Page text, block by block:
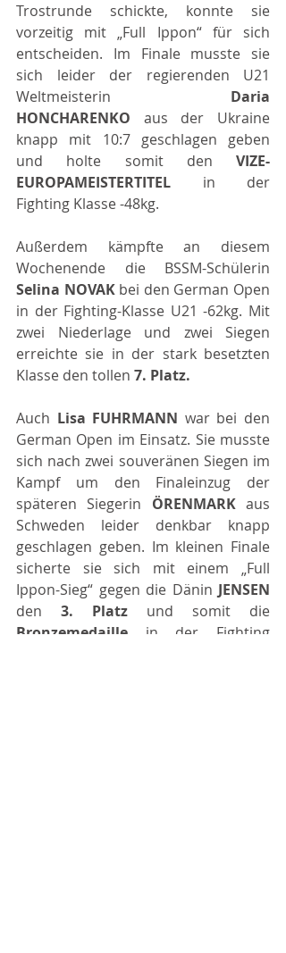
Trostrunde schickte, konnte sie
vorzeitig mit „Full Ippon“ für sich
entscheiden. Im Finale musste sie
sich leider der regierenden U21
Weltmeisterin Daria
HONCHARENKO aus der Ukraine
knapp mit 10:7 geschlagen geben
und holte somit den VIZE-
EUROPAMEISTERTITEL in der
Fighting Klasse -48kg.
Außerdem kämpfte an diesem
Selina NOVAK bei den German Open
in der Fighting-Klasse U21 -62kg. Mit
zwei Niederlage und zwei Siegen
erreichte sie in der stark besetzten
Klasse den tollen 7. Platz.
Auch Lisa FUHRMANN war bei den
German Open im Einsatz. Sie musste
sich nach zwei souveränen Siegen im
Kampf um den Finaleinzug der
späteren Siegerin ÖRENMARK aus
Schweden leider denkbar knapp
geschlagen geben. Im kleinen Finale
sicherte sie sich mit einem „Full
Ippon-Sieg“ gegen die Dänin
den 3. Platz
Bronzemedaille in der Fighting